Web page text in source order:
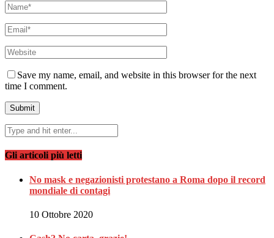
Save my name, email, and website in this browser for the next
time I comment.
Gli articoli più letti
No mask e negazionisti protestano a Roma dopo il record
mondiale di contagi
10 Ottobre 2020